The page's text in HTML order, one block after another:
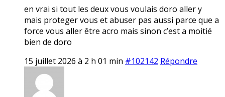
en vrai si tout les deux vous voulais doro aller y
mais proteger vous et abuser pas aussi parce que a
force vous aller être acro mais sinon c’est a moitié
bien de doro
15 juillet 2026 à 2 h 01 min #102142 Répondre